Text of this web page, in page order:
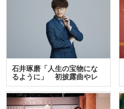
石井琢磨「人生の宝物にな
るように」 初披露曲やレ
ア…